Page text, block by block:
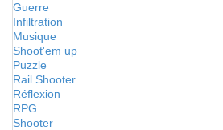
Guerre
Infiltration
Musique
Shoot'em up
Puzzle
Rail Shooter
Réflexion
RPG
Shooter